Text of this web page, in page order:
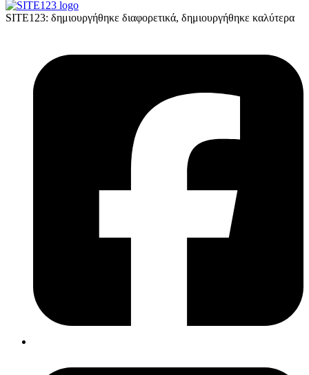
SITE123: δημιουργήθηκε διαφορετικά, δημιουργήθηκε καλύτερα